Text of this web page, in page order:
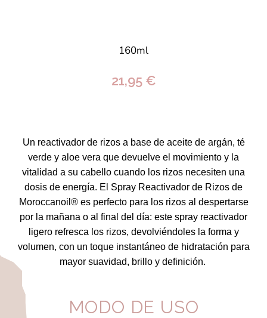
160ml
21,95 €
Un reactivador de rizos a base de aceite de argán, té
verde y aloe vera que devuelve el movimiento y la
vitalidad a su cabello cuando los rizos necesiten una
dosis de energía. El Spray Reactivador de Rizos de
Moroccanoil® es perfecto para los rizos al despertarse
por la mañana o al final del día: este spray reactivador
ligero refresca los rizos, devolviéndoles la forma y
volumen, con un toque instantáneo de hidratación para
mayor suavidad, brillo y definición.
MODO DE USO